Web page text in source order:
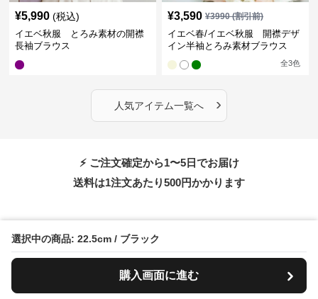
選択中の商品: 22.5cm / ブラック
購入画面に進む
¥5,990 (税込)
イエベ秋服 とろみ素材の開襟
長袖ブラウス
¥3,590 ¥3990(割引前)
イエベ春/イエベ秋服 開襟デザ
イン半袖とろみ素材ブラウス
全3色
人気アイテム一覧へ ›
⚡ ご注文確定から1〜5日でお届け
送料は1注文あたり500円かかります
送料は全国一律500円
「最高品質を適正価格」でお届けする為、